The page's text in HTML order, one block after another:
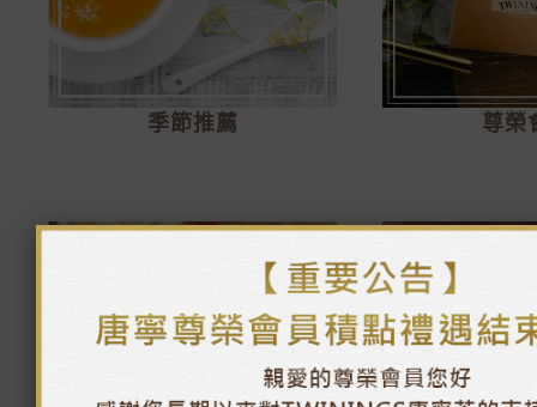
季節推薦 尊榮